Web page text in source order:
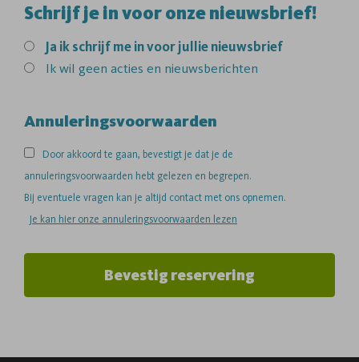
Schrijf je in voor onze nieuwsbrief!
Ja ik schrijf me in voor jullie nieuwsbrief
Ik wil geen acties en nieuwsberichten
Annuleringsvoorwaarden
Door akkoord te gaan, bevestigt je dat je de
annuleringsvoorwaarden hebt gelezen en begrepen.
Bij eventuele vragen kan je altijd contact met ons opnemen.
Je kan hier onze annuleringsvoorwaarden lezen
Bevestig reservering